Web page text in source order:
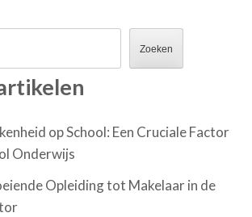
Zoeken
op School: Een Cruciale Factor
Onderwijs
Opleiding tot Makelaar in de